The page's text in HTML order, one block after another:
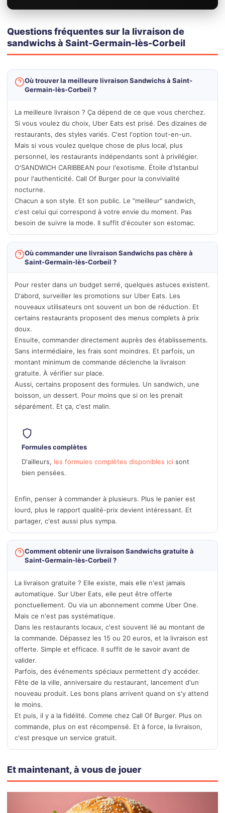
Questions fréquentes sur la livraison de
sandwichs à Saint-Germain-lès-Corbeil
Où trouver la meilleure livraison Sandwichs à Saint-
Germain-lès-Corbeil ?
La meilleure livraison ? Ça dépend de ce que vous cherchez.
Si vous voulez du choix, Uber Eats est prisé. Des dizaines de
restaurants, des styles variés. C'est l'option tout-en-un.
Mais si vous voulez quelque chose de plus local, plus
personnel, les restaurants indépendants sont à privilégier.
O'SANDWICH CARIBBEAN pour l'exotisme. Étoile d'Istanbul
pour l'authenticité. Call Of Burger pour la convivialité
nocturne.
Chacun a son style. Et son public. Le "meilleur" sandwich,
c'est celui qui correspond à votre envie du moment. Pas
besoin de suivre la mode. Il suffit d'écouter son estomac.
Où commander une livraison Sandwichs pas chère à
Saint-Germain-lès-Corbeil ?
Pour rester dans un budget serré, quelques astuces existent.
D'abord, surveiller les promotions sur Uber Eats. Les
nouveaux utilisateurs ont souvent un bon de réduction. Et
certains restaurants proposent des menus complets à prix
doux.
Ensuite, commander directement auprès des établissements.
Sans intermédiaire, les frais sont moindres. Et parfois, un
montant minimum de commande déclenche la livraison
gratuite. À vérifier sur place.
Aussi, certains proposent des formules. Un sandwich, une
boisson, un dessert. Pour moins que si on les prenait
séparément. Et ça, c'est malin.
Formules complètes
D'ailleurs, les formules complètes disponibles ici sont
bien pensées.
Enfin, penser à commander à plusieurs. Plus le panier est
lourd, plus le rapport qualité-prix devient intéressant. Et
partager, c'est aussi plus sympa.
Comment obtenir une livraison Sandwichs gratuite à
Saint-Germain-lès-Corbeil ?
La livraison gratuite ? Elle existe, mais elle n'est jamais
automatique. Sur Uber Eats, elle peut être offerte
ponctuellement. Ou via un abonnement comme Uber One.
Mais ce n'est pas systématique.
Dans les restaurants locaux, c'est souvent lié au montant de
la commande. Dépassez les 15 ou 20 euros, et la livraison est
offerte. Simple et efficace. Il suffit de le savoir avant de
valider.
Parfois, des événements spéciaux permettent d'y accéder.
Fête de la ville, anniversaire du restaurant, lancement d'un
nouveau produit. Les bons plans arrivent quand on s'y attend
le moins.
Et puis, il y a la fidélité. Comme chez Call Of Burger. Plus on
commande, plus on est récompensé. Et à force, la livraison,
c'est presque un service gratuit.
Et maintenant, à vous de jouer